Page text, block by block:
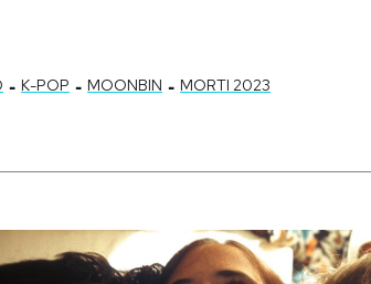
- K-POP - MOONBIN - MORTI 2023